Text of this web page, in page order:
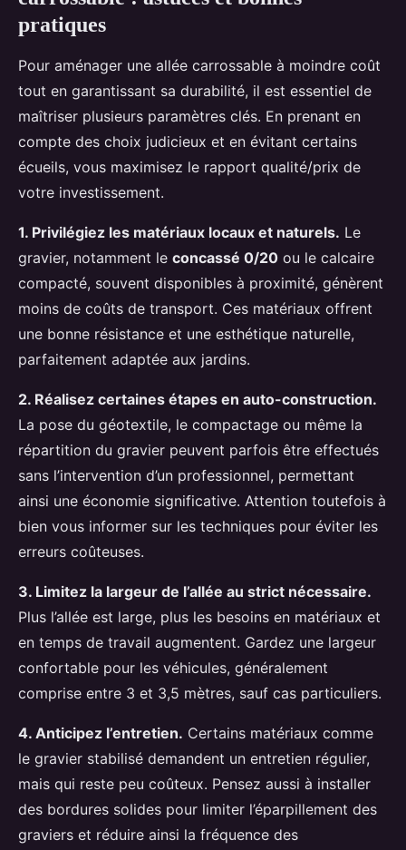
pratiques
Pour aménager une allée carrossable à moindre coût
tout en garantissant sa durabilité, il est essentiel de
maîtriser plusieurs paramètres clés. En prenant en
compte des choix judicieux et en évitant certains
écueils, vous maximisez le rapport qualité/prix de
votre investissement.
1. Privilégiez les matériaux locaux et naturels. Le
gravier, notamment le concassé 0/20 ou le calcaire
compacté, souvent disponibles à proximité, génèrent
moins de coûts de transport. Ces matériaux offrent
une bonne résistance et une esthétique naturelle,
parfaitement adaptée aux jardins.
2. Réalisez certaines étapes en auto-construction.
La pose du géotextile, le compactage ou même la
répartition du gravier peuvent parfois être effectués
sans l’intervention d’un professionnel, permettant
ainsi une économie significative. Attention toutefois à
bien vous informer sur les techniques pour éviter les
erreurs coûteuses.
3. Limitez la largeur de l’allée au strict nécessaire.
Plus l’allée est large, plus les besoins en matériaux et
en temps de travail augmentent. Gardez une largeur
confortable pour les véhicules, généralement
comprise entre 3 et 3,5 mètres, sauf cas particuliers.
4. Anticipez l’entretien. Certains matériaux comme
le gravier stabilisé demandent un entretien régulier,
mais qui reste peu coûteux. Pensez aussi à installer
des bordures solides pour limiter l’éparpillement des
graviers et réduire ainsi la fréquence des